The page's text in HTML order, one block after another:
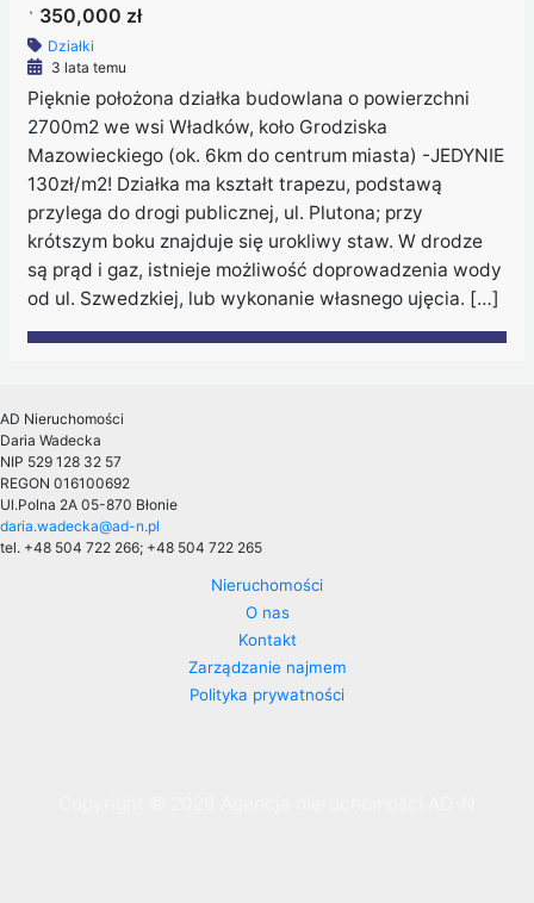
` 350,000 zł
Działki
3 lata temu
Pięknie położona działka budowlana o powierzchni
2700m2 we wsi Władków, koło Grodziska
Mazowieckiego (ok. 6km do centrum miasta) -JEDYNIE
130zł/m2! Działka ma kształt trapezu, podstawą
przylega do drogi publicznej, ul. Plutona; przy
krótszym boku znajduje się urokliwy staw. W drodze
są prąd i gaz, istnieje możliwość doprowadzenia wody
od ul. Szwedzkiej, lub wykonanie własnego ujęcia. […]
AD Nieruchomości
Daria Wadecka
NIP 529 128 32 57
REGON 016100692
Ul.Polna 2A 05-870 Błonie
daria.wadecka@ad-n.pl
tel. +48 504 722 266; +48 504 722 265
Nieruchomości
O nas
Kontakt
Zarządzanie najmem
Polityka prywatności